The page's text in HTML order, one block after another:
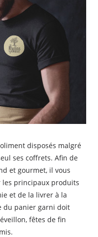
disposés malgré
ses coffrets. Afin de
et gourmet, il vous
principaux produits
et de la livrer à la
du panier garni doit
fêtes de fin